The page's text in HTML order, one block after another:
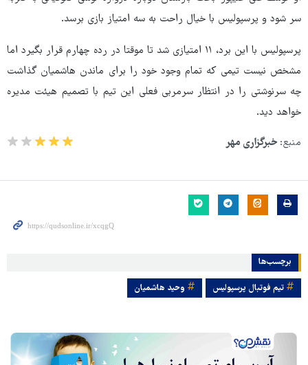
سر شود و پرسپولیس با خیال راحت به سه امتیاز بازی برسد.
پرسپولیس با این برد، ۱۱ امتیازی شد تا موقتا در رده چهارم قرار بگیرد اما
مشخص نیست تیمی که تمام وجود خود را برای ماندن هاشمیان گذاشت
چه سرنوشتی را در انتظار سرمربی فعلی این تیم با تصمیم هیئت مدیره
خواهد دید.
منبع: خبرگزاری مهر
برچسب‌ها
تیم فوتبال پرسپولیس وحید هاشمیان